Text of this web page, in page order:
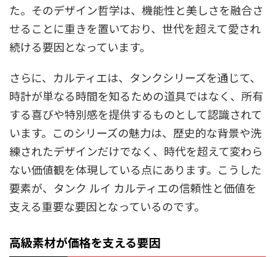
た。そのデザイン哲学は、機能性と美しさを融合さ
せることに重きを置いており、世代を超えて愛され
続ける要因となっています。
さらに、カルティエは、タンクシリーズを通じて、
時計が単なる時間を知るための道具ではなく、所有
する喜びや特別感を提供するものとして認識されて
います。このシリーズの魅力は、歴史的な背景や洗
練されたデザインだけでなく、時代を超えて変わら
ない価値観を体現している点にあります。こうした
要素が、タンク ルイ カルティエの信頼性と価値を
支える重要な要因となっているのです。
高級素材が価格を支える要因